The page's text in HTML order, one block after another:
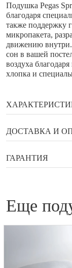
Подушка Pegas
благодаря
также поддержку
микропакета,
движению
сон в вашей
воздуха
хлопка и
Бренд
ДОСТАВКА И
Наличными в
Оплата по QR
Купить в
Яндекс Сплит
ГАРАНТИЯ
Гарантийный
покупателю
Гарантийное
производится
еще